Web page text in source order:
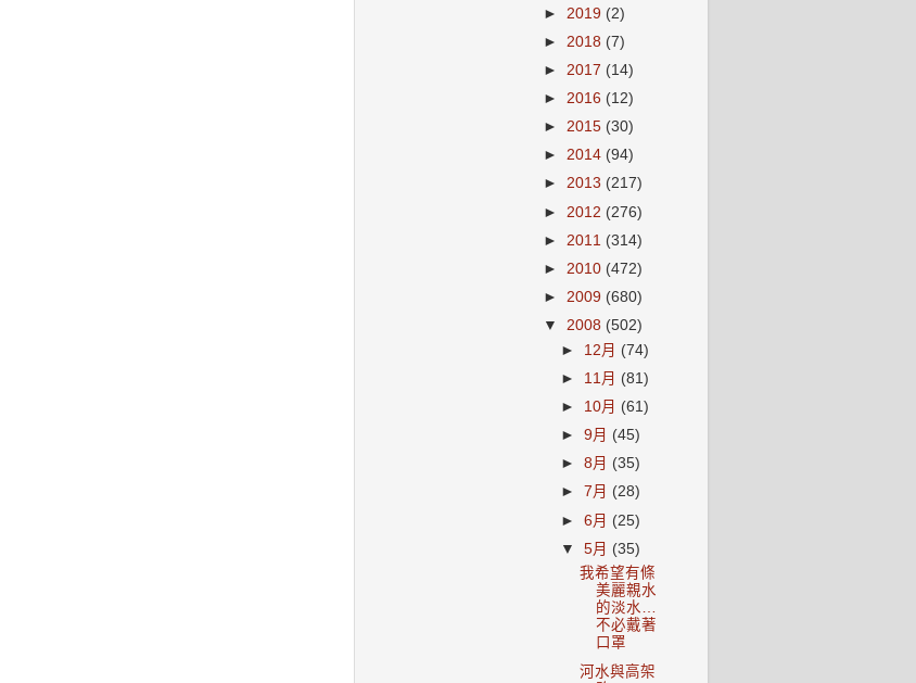
► 2019 (2)
► 2018 (7)
► 2017 (14)
► 2016 (12)
► 2015 (30)
► 2014 (94)
► 2013 (217)
► 2012 (276)
► 2011 (314)
► 2010 (472)
► 2009 (680)
▼ 2008 (502)
► 12月 (74)
► 11月 (81)
► 10月 (61)
►9月 (45)
►8月 (35)
►7月 (28)
►6月 (25)
▼5月 (35)
我希望有條
美麗親水
的淡水…
不必戴著
口罩
河水與高架